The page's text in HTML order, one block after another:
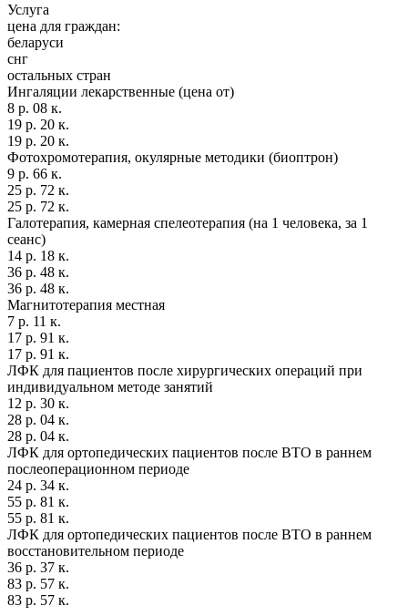
Услуга
цена для граждан:
беларуси
снг
остальных стран
Ингаляции лекарственные (цена от)
8 р. 08 к.
19 р. 20 к.
19 р. 20 к.
Фотохромотерапия, окулярные методики (биоптрон)
9 р. 66 к.
25 р. 72 к.
25 р. 72 к.
Галотерапия, камерная спелеотерапия (на 1 человека, за 1
сеанс)
14 р. 18 к.
36 р. 48 к.
36 р. 48 к.
Магнитотерапия местная
7 р. 11 к.
17 р. 91 к.
17 р. 91 к.
ЛФК для пациентов после хирургических операций при
индивидуальном методе занятий
12 р. 30 к.
28 р. 04 к.
28 р. 04 к.
ЛФК для ортопедических пациентов после ВТО в раннем
послеоперационном периоде
24 р. 34 к.
55 р. 81 к.
55 р. 81 к.
ЛФК для ортопедических пациентов после ВТО в раннем
восстановительном периоде
36 р. 37 к.
83 р. 57 к.
83 р. 57 к.